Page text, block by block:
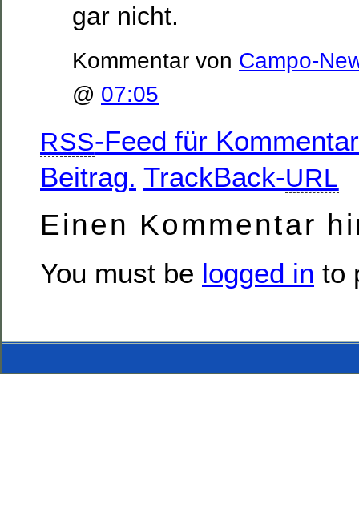
gar nicht.
Kommentar von Campo-
@ 07:05
RSS-Feed für
Beitrag. TrackBack-URL
Einen Kommentar
You must be logged in to